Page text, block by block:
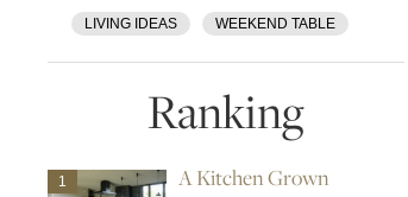
LIVING IDEAS WEEKEND TABLE
Ranking
1
A Kitchen Grown